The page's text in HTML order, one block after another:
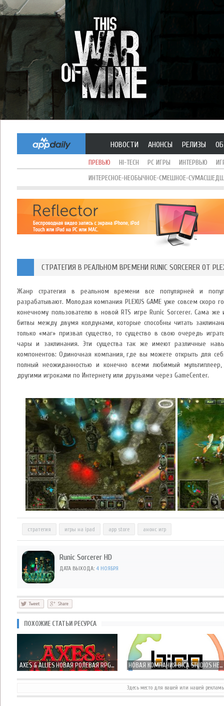
НОВОСТИ АНОНСЫ РЕЛИЗЫ
ПРЕВЬЮ HI-TECH PC ИГРЫ ИНТЕРВЬЮ
ИНТЕРЕСНОЕ-НЕОБЫЧНОЕ-СМЕШНОЕ-
СТРАТЕГИЯ В РЕАЛЬНОМ ВРЕМЕНИ RUNIC SORCERER ОТ
Жанр стратегия в реальном времени все популярней и
разрабатывают. Молодая компания PLEXUS GAME уже совсем скоро
конечному пользователю в новой RTS игре Runic Sorcerer. Сама же
битвы между двумя колдунами, которые способны читать
только «маг» призвал существо, то существо в свою очередь
чары и заклинания. Эти существа так же имеют различные
компонентов: Одиночная компания, где вы можете открыть для
полный неожиданностью и конечно всеми любимый
другими игроками по Интернету или друзьями через GameCenter.
стратегия игры на ipad app store анонс игр
Runic Sorcerer HD
ДАТА ВЫХОДА: 4 НОЯБРЯ
ПОХОЖИЕ СТАТЬИ РЕСУРСА
AXES & ALLIES НОВАЯ РОЛЕВАЯ RPG-СТРАТЕГИЯ УЖЕ ПОД ХЭЛЛОУИН НОВАЯ КОМПАНИЯ BICA STUDIOS НЕ МНОГО РАССКАЗАЛА ОБ SMASH IT! ADVENTURES
Здесь место для вашей или нашей